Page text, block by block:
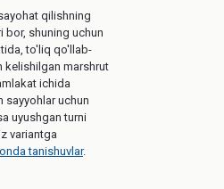
qilishning
bor, shuning uchun
to'liq qo'llab-
kelishilgan marshrut
ichida
sayyohlar uchun
uyushgan turni
variantga
tanishuvlar.